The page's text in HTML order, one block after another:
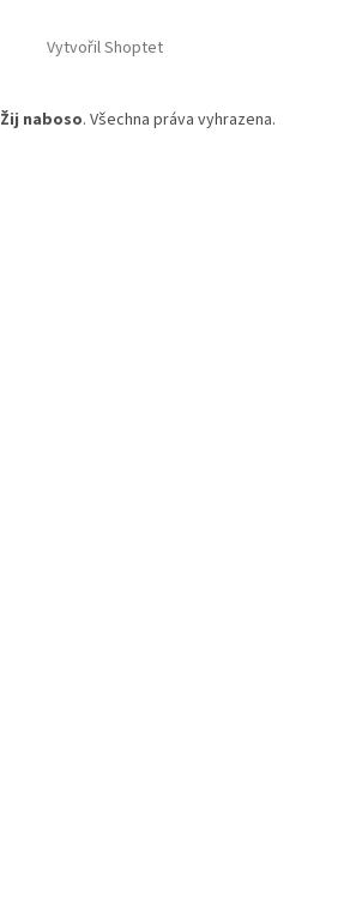
Vytvořil Shoptet
Žij naboso. Všechna práva vyhrazena.